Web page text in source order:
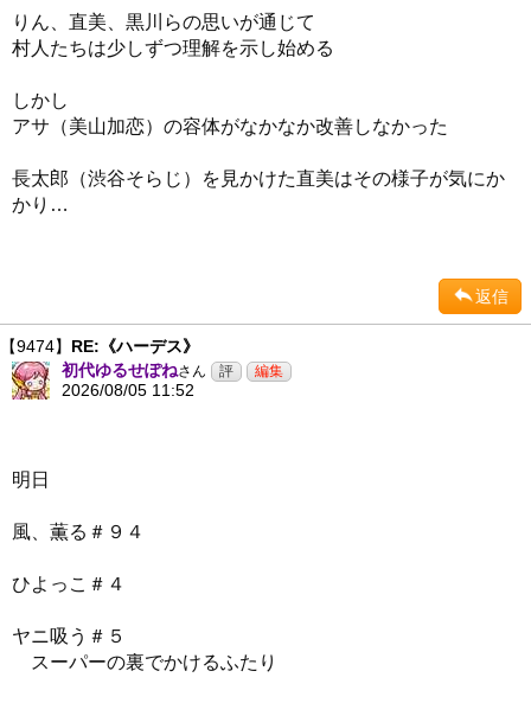
りん、直美、黒川らの思いが通じて
村人たちは少しずつ理解を示し始める
しかし
アサ（美山加恋）の容体がなかなか改善しなかった
長太郎（渋谷そらじ）を見かけた直美はその様子が気にか
かり…
返信
【9474】 RE:《ハーデス》
初代ゆるせぽねさん
2026/08/05 11:52
明日
風、薫る＃９４
ひよっこ＃４
ヤニ吸う＃５
スーパーの裏でかけるふたり